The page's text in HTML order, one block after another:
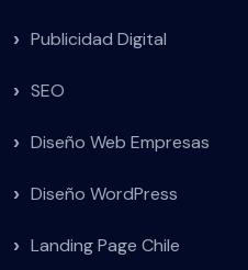
Publicidad Digital
SEO
Diseño Web Empresas
Diseño WordPress
Landing Page Chile